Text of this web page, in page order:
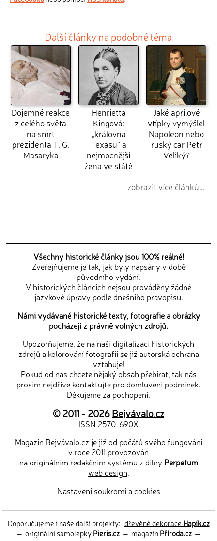
Další články na podobné téma
Dojemné reakce
z celého světa
na smrt
prezidenta T. G.
Masaryka
Henrietta
Kingová:
„královna
Texasu“ a
nejmocnější
žena ve státě
Jaké aprílové
vtípky vymýšlel
Napoleon nebo
ruský car Petr
Veliký?
zobrazit více článků...
Všechny historické články jsou 100% reálné!
Zveřejňujeme je tak, jak byly napsány v době
původního vydání.
V historických článcích nejsou prováděny žádné
jazykové úpravy podle dnešního pravopisu.
Námi vydávané historické texty, fotografie a obrázky
pocházejí z právně volných zdrojů.
Upozorňujeme, že na naši digitalizaci historických
zdrojů a kolorování fotografií se již autorská ochrana
vztahuje!
Pokud od nás chcete nějaký obsah přebírat, tak nás
prosím nejdříve kontaktujte pro domluvení podmínek.
Děkujeme za pochopení.
© 2011 - 2026Bejvávalo.cz
ISSN 2570-690X
Magazín Bejvávalo.cz je již od počátů svého fungování
v roce 2011 provozován
na originálním redakčním systému z dílny Perpetum
web design.
Nastavení soukromí a cookies
Doporučujeme i naše další projekty: dřevěné dekorace Hapík.cz
— originální samolepkyPieris.cz — magazínPříroda.cz —